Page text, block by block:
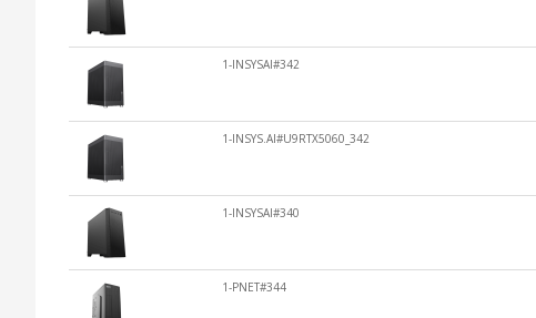
1-INSYSAI#342
1-INSYS.AI#U9RTX5060_342
1-INSYSAI#340
1-PNET#344